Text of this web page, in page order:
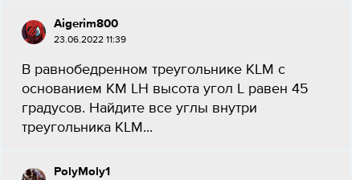
Aigerim800
23.06.2022 11:39
В равнобедренном треугольнике KLM с
основанием KM LH высота угол L равен 45
градусов. Найдите все углы внутри
треугольника KLM...
PolyMoly1